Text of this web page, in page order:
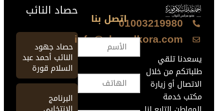
01003219980
info@ahmedkora.com
يسعدنا تلقي
طلباتكم من خلال
الاتصال أو زيارة
مكتب خدمة
اتصل بنا حصاد النائب
حصاد جهود
النائب أحمد عبد
السلام قورة
البرنامج